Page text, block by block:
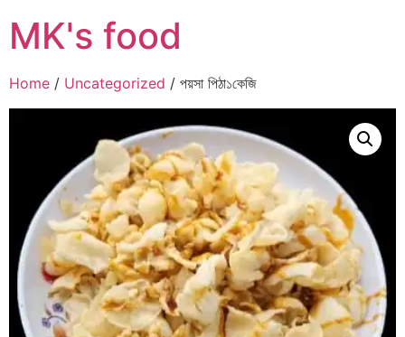
MK's food
Home / Uncategorized / পয়সা পিঠা১কেজি